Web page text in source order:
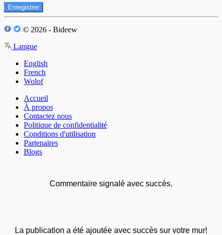
Enregistrer
© 2026 - Bideew
Langue
English
French
Wolof
Accueil
À propos
Contactez nous
Politique de confidentialité
Conditions d'utilisation
Partenaires
Blogs
Commentaire signalé avec succès.
La publication a été ajoutée avec succès sur votre mur!